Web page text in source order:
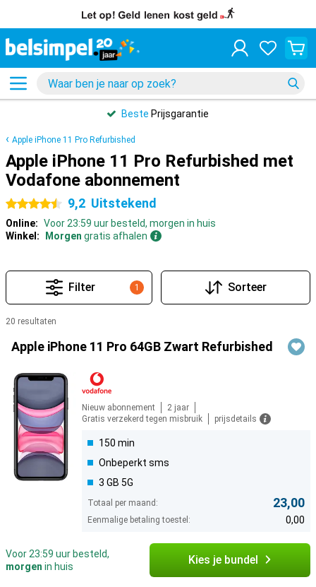
Beste Prijsgarantie
Apple iPhone 11 Pro Refurbished
Apple iPhone 11 Pro Refurbished met
Vodafone abonnement
4.5 sterren 9,2 Uitstekend
Online: Voor 23:59 uur besteld, morgen in huis
Winkel:
Morgen gratis afhalen
1
Filter Sorteer
20 resultaten
Producten
Apple iPhone 11 Pro 64GB Zwart Refurbished
Nieuw abonnement
2 jaar
Gratis verzekerd tegen misbruik
prijsdetails
150 min
Onbeperkt sms
3 GB 5G
Totaal per maand: 23,00
Eenmalige betaling toestel: 0,00
Voor 23:59 uur besteld,
morgen in huis Kies je bundel